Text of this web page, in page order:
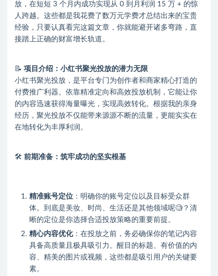
放，在短短 3 个月内成功实现从 0 到月利润 15 万 + 的惊
人跨越。这些都是我花费了数万元学费才总结出来的宝贵
经验，只要认真看完这篇文章，你就能避开诸多弯路，直
接踏上正确的财富增长轨道。
📝 项目介绍：小红书聚光投放的潜力无限
小红书聚光投放，是平台专门为创作者和商家精心打造的
付费推广利器。依靠精准定向和高效投放机制，它能让你
的内容迅速获得海量曝光，实现高效转化。根据我的亲身
经历，聚光投放不仅能带来源源不断的流量，更能实实在
在地转化为丰厚利润。
🛠️ 前期准备：筑牢成功的坚实根基
精准账号定位 ：明确你的账号定位以及目标受众群
体。到底是美妆、时尚、生活还是其他领域呢🧐？清
晰的定位是你选择合适投放策略的重要前提。
精心内容优化：在投放之前，务必确保你的笔记内容
具备高质量且极具吸引力。醒目的标题、有价值的内
容、精美的图片或视频，这些都是吸引用户的关键要
素。